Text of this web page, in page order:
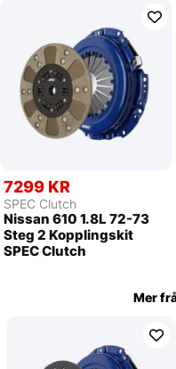
7299 KR
SPEC Clutch
Nissan 610 1.8L 72-73
Steg 2 Kopplingskit
SPEC Clutch
Mer